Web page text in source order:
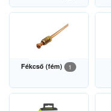
Fékcső (fém) 1